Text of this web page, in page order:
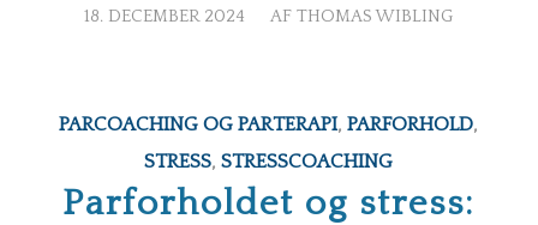
18. DECEMBER 2024
/ AFTHOMAS WIBLING
PARCOACHING OG PARTERAPI,PARFORHOLD,
STRESS,STRESSCOACHING
Parforholdet og stress: